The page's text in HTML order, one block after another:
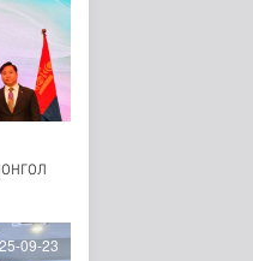
өмнө
505.2
өмнө
09-23